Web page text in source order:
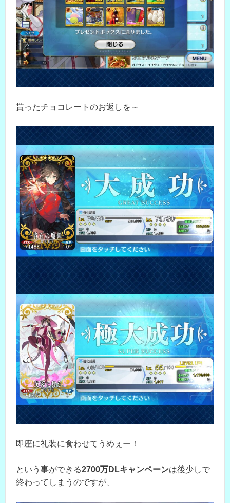
貰ったチョコレートのお返しを～
即座に礼装に食わせてうめぇー！
という事ができる2700万DLキャンペーンは後少しで
終わってしまうのですが、